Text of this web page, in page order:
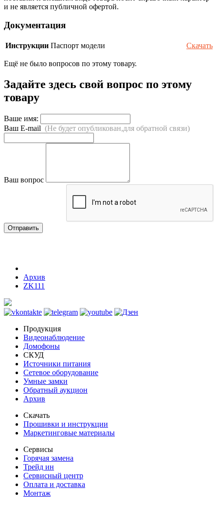
и не является публичной офертой.
Документация
Инструкции Паспорт модели Скачать
Ещё не было вопросов по этому товару.
Задайте здесь свой вопрос по этому
товару
Ваше имя:
Ваш E-mail (Не будет опубликован,для обратной связи)
Ваш вопрос
Отправить
Архив
ZK111
Продукция
Видеонаблюдение
Домофоны
СКУД
Источники питания
Сетевое оборудование
Умные замки
Обратный аукцион
Архив
Скачать
Прошивки и инструкции
Маркетинговые материалы
Сервисы
Горячая замена
Трейд ин
Сервисный центр
Оплата и доставка
Монтаж